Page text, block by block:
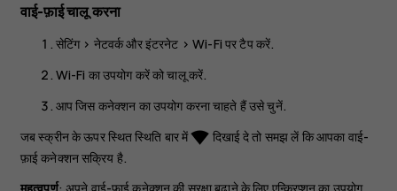
वाई-फ़ाई चालू करना
सेटिंग> नेटवर्क और इंटरनेट >Wi-Fi पर टैप करें.
Wi-Fi का उपयोग करेंको चालू करें.
आप जिस कनेक्शन का उपयोग करना चाहते हैं उसे चुनें.
जब स्क्रीन के ऊपर स्थित स्थिति बार मेंnetwork_wifi दिखाई दे तो समझ लें कि आपका वाई-
फ़ाई कनेक्शन सक्रिय है.